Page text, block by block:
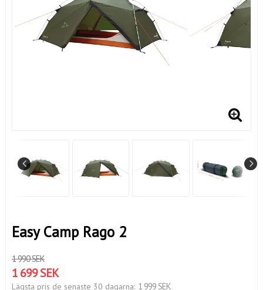
Easy Camp Rago 2
1 990 SEK
1 699 SEK
Lägsta pris de senaste 30 dagarna 1 999 SEK